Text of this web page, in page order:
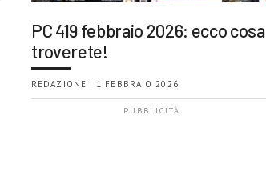
PC 419 febbraio 2026: ecco cosa
troverete!
REDAZIONE | 1 FEBBRAIO 2026